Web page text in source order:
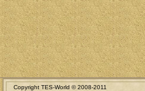
Copyright TES-World © 2008-2011